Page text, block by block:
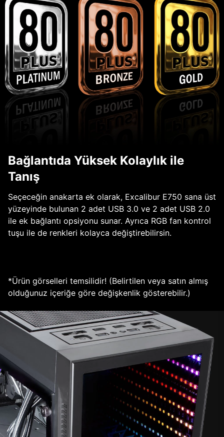
Bağlantıda Yüksek Kolaylık ile
Tanış
Seçeceğin anakarta ek olarak, Excalibur E750 sana üst
yüzeyinde bulunan 2 adet USB 3.0 ve 2 adet USB 2.0
ile ek bağlantı opsiyonu sunar. Ayrıca RGB fan kontrol
tuşu ile de renkleri kolayca değiştirebilirsin.
*Ürün görselleri temsilidir! (Belirtilen veya satın almış
olduğunuz içeriğe göre değişkenlik gösterebilir.)